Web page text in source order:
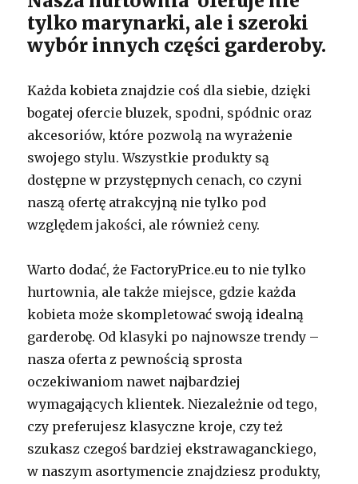
tylko marynarki, ale i szeroki
wybór innych części garderoby.
Każda kobieta znajdzie coś dla siebie, dzięki
bogatej ofercie bluzek, spodni, spódnic oraz
akcesoriów, które pozwolą na wyrażenie
swojego stylu. Wszystkie produkty są
dostępne w przystępnych cenach, co czyni
naszą ofertę atrakcyjną nie tylko pod
względem jakości, ale również ceny.
Warto dodać, że FactoryPrice.eu to nie tylko
hurtownia, ale także miejsce, gdzie każda
kobieta może skompletować swoją idealną
garderobę. Od klasyki po najnowsze trendy –
nasza oferta z pewnością sprosta
oczekiwaniom nawet najbardziej
wymagających klientek. Niezależnie od tego,
czy preferujesz klasyczne kroje, czy też
szukasz czegoś bardziej ekstrawaganckiego,
w naszym asortymencie znajdziesz produkty,